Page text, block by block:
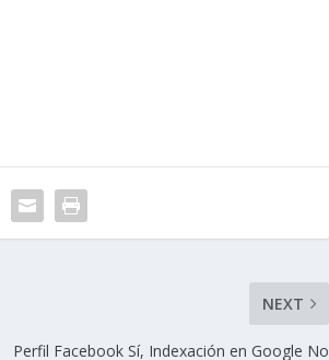
NEXT
Perfil Facebook Sí, Indexación en Google No